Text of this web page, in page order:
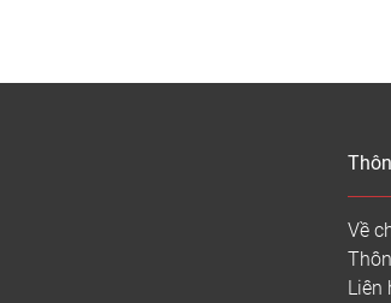
hiện cũng đã sản xuất được các dòng
nhựa vân đá là ván ốp giả đá dùng trong
Về
Liên